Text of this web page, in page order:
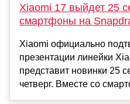
Xiaomi 17 выйдет 25
смартфоны на
Xiaomi официально
презентации линейки
представит новинки 25
четверг. Вместе со